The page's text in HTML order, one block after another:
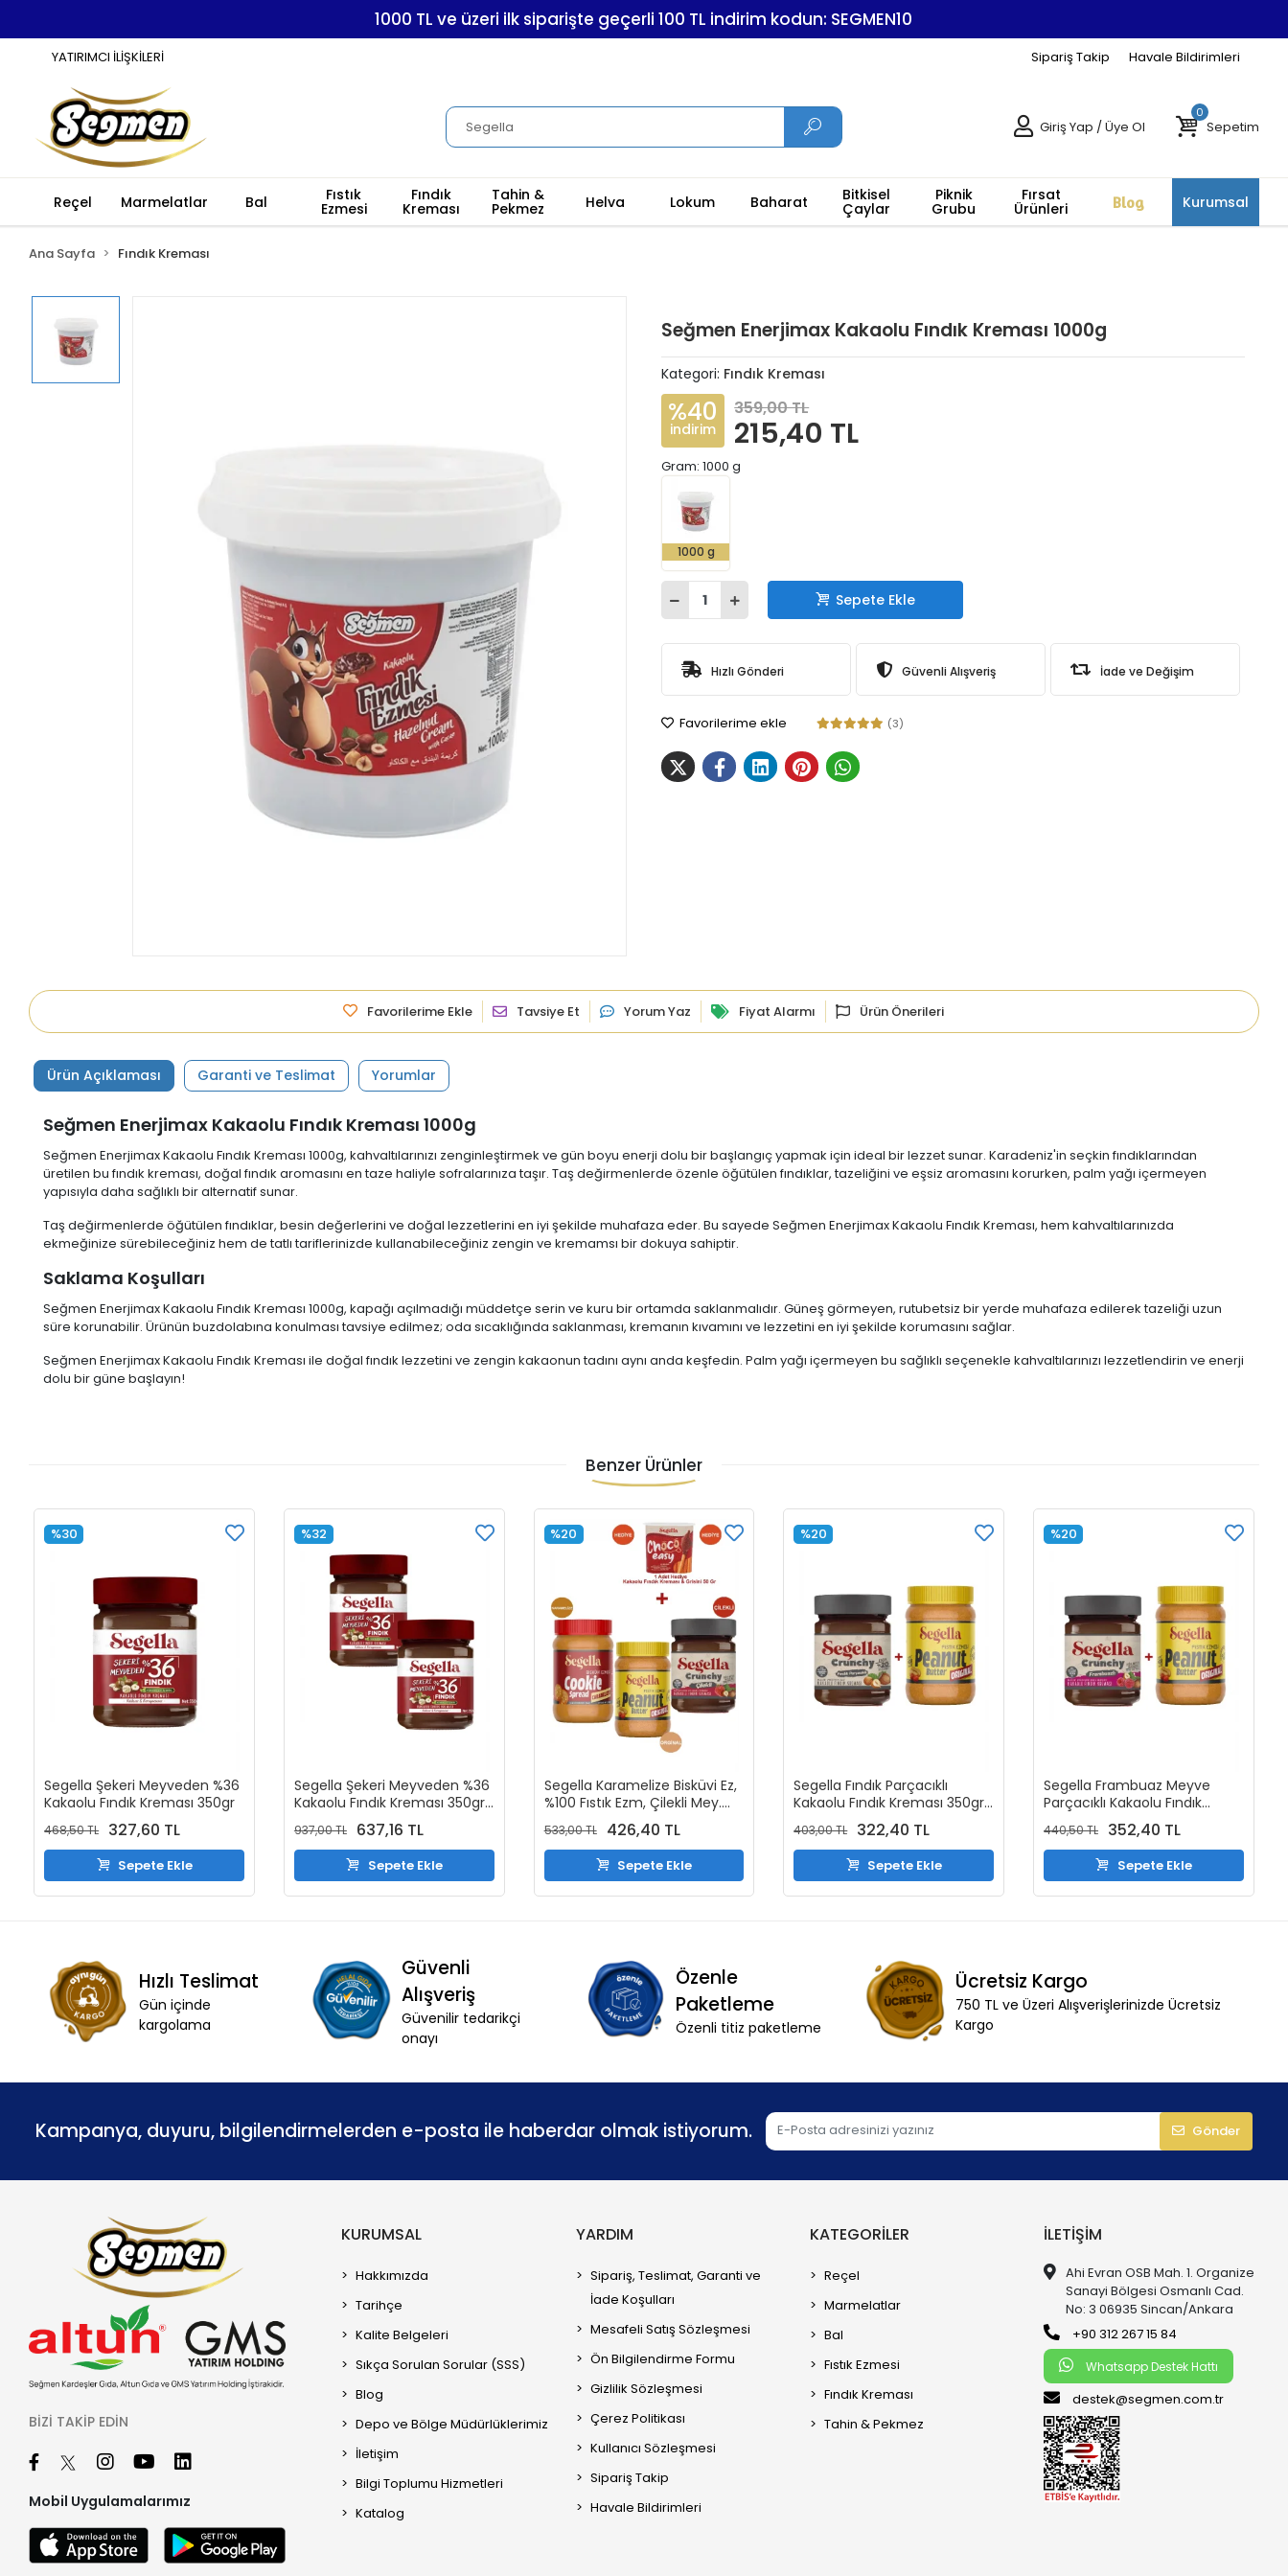
1000 TL ve üzeri ilk siparişte geçerli 100 TL indirim kodun: SEGMEN10
YATIRIMCI İLİŞKİLERİ Sipariş Takip Havale Bildirimleri
Giriş Yap /Üye Ol
0
Sepetim
Reçel Marmelatlar Bal Fıstık
Ezmesi
Fındık
Kreması
Tahin &
Pekmez Helva Lokum Baharat Bitkisel
Çaylar
Piknik
Grubu
Fırsat
Ürünleri Blog Kurumsal
Ana Sayfa Fındık Kreması
Seğmen Enerjimax Kakaolu Fındık Kreması 1000g
Kategori: Fındık Kreması
%40
indirim
359,00 TL
215,40 TL
Gram: 1000 g
1000 g
Sepete Ekle
Hızlı Gönderi Güvenli Alışveriş İade ve Değişim
Favorilerime ekle (3)
Favorilerime Ekle Tavsiye Et Yorum Yaz Fiyat Alarmı Ürün Önerileri
Ürün Açıklaması Garanti ve Teslimat Yorumlar
Seğmen Enerjimax Kakaolu Fındık Kreması 1000g
Seğmen Enerjimax Kakaolu Fındık Kreması 1000g, kahvaltılarınızı zenginleştirmek ve gün boyu enerji dolu bir başlangıç yapmak için ideal bir lezzet sunar. Karadeniz'in seçkin fındıklarından
üretilen bu fındık kreması, doğal fındık aromasını en taze haliyle sofralarınıza taşır. Taş değirmenlerde özenle öğütülen fındıklar, tazeliğini ve eşsiz aromasını korurken, palm yağı içermeyen
yapısıyla daha sağlıklı bir alternatif sunar.
Taş değirmenlerde öğütülen fındıklar, besin değerlerini ve doğal lezzetlerini en iyi şekilde muhafaza eder. Bu sayede Seğmen Enerjimax Kakaolu Fındık Kreması, hem kahvaltılarınızda
ekmeğinize sürebileceğiniz hem de tatlı tariflerinizde kullanabileceğiniz zengin ve kremamsı bir dokuya sahiptir.
Saklama Koşulları
Seğmen Enerjimax Kakaolu Fındık Kreması 1000g, kapağı açılmadığı müddetçe serin ve kuru bir ortamda saklanmalıdır. Güneş görmeyen, rutubetsiz bir yerde muhafaza edilerek tazeliği uzun
süre korunabilir. Ürünün buzdolabına konulması tavsiye edilmez; oda sıcaklığında saklanması, kremanın kıvamını ve lezzetini en iyi şekilde korumasını sağlar.
Seğmen Enerjimax Kakaolu Fındık Kreması ile doğal fındık lezzetini ve zengin kakaonun tadını aynı anda keşfedin. Palm yağı içermeyen bu sağlıklı seçenekle kahvaltılarınızı lezzetlendirin ve enerji
dolu bir güne başlayın!
Benzer Ürünler
Segella Şekeri Meyveden %36
Kakaolu Fındık Kreması 350gr
%30
468,50 TL 327,60 TL
Sepete Ekle
Segella Şekeri Meyveden %36
Kakaolu Fındık Kreması 350gr
%32
937,00 TL 637,16 TL
Sepete Ekle
Segella Karamelize Bisküvi Ez,
%100 Fıstık Ezm, Çilekli Mey.
Parçacıklı Fındık Kreması
350gr x 3 Adet ve 1 Adet 50Gr
Grisini Kakaolu Fındık Kreması
%20
533,00 TL 426,40 TL
Sepete Ekle
Segella Fındık Parçacıklı
Kakaolu Fındık Kreması 350gr
ve %100 Fıstık Ezmesi Original
350gr (2 Adet)
%20
403,00 TL 322,40 TL
Sepete Ekle
Segella Frambuaz Meyve
Parçacıklı Kakaolu Fındık
Kreması ve %100 Fıstık Ezmesi
Original 350gr (2 Adet)
%20
440,50 TL 352,40 TL
Sepete Ekle
Hızlı Teslimat
Gün içinde
kargolama
Güvenli
Alışveriş
Güvenilir tedarikçi
onayı
Özenle
Paketleme
Özenli titiz paketleme
Ücretsiz Kargo
750 TL ve Üzeri Alışverişlerinizde Ücretsiz
Kargo
Kampanya, duyuru, bilgilendirmelerden e-posta ile haberdar olmak istiyorum. Gönder
BIZI TAKIP EDIN
Mobil Uygulamalarımız
KURUMSAL
Hakkımızda
Tarihçe
Kalite Belgeleri
Sıkça Sorulan Sorular (SSS)
Blog
Depo ve Bölge Müdürlüklerimiz
İletişim
Bilgi Toplumu Hizmetleri
Katalog
YARDIM
Sipariş, Teslimat, Garanti ve
İade Koşulları
Mesafeli Satış Sözleşmesi
Ön Bilgilendirme Formu
Gizlilik Sözleşmesi
Çerez Politikası
Kullanıcı Sözleşmesi
Sipariş Takip
Havale Bildirimleri
KATEGORILER
Reçel
Marmelatlar
Bal
Fıstık Ezmesi
Fındık Kreması
Tahin & Pekmez
İLETIŞIM
Ahi Evran OSB Mah. 1. Organize
Sanayi Bölgesi Osmanlı Cad.
No: 3 06935 Sincan/Ankara
+90 312 267 15 84
Whatsapp Destek Hattı
destek@segmen.com.tr